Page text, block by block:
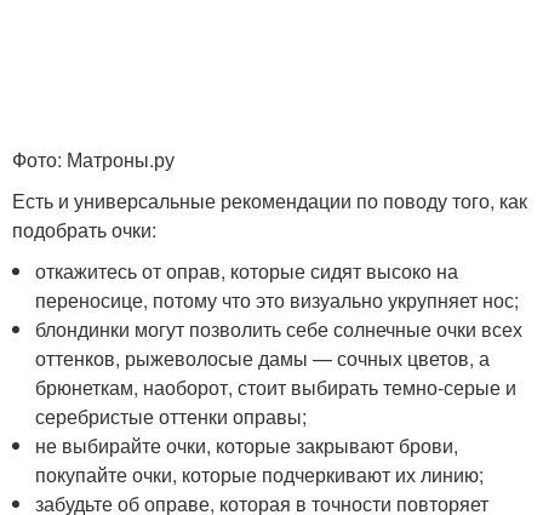
Фото: Матроны.ру
Есть и универсальные рекомендации по поводу того, как
подобрать очки:
откажитесь от оправ, которые сидят высоко на
переносице, потому что это визуально укрупняет нос;
блондинки могут позволить себе солнечные очки всех
оттенков, рыжеволосые дамы — сочных цветов, а
брюнеткам, наоборот, стоит выбирать темно-серые и
серебристые оттенки оправы;
не выбирайте очки, которые закрывают брови,
покупайте очки, которые подчеркивают их линию;
забудьте об оправе, которая в точности повторяет